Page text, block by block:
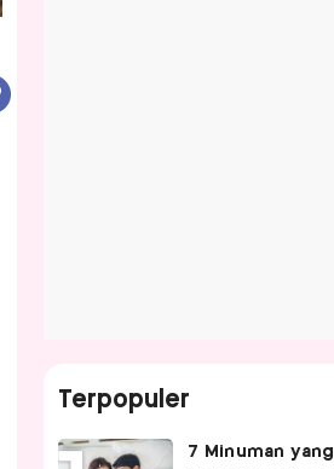
Terpopuler
7 Minuman yang